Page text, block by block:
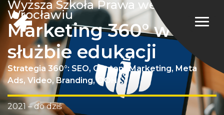
Wyższa Szkoła Prawa we
Wrocławiu
Marketing 360° w
służbie edukacji
Strategia 360°: SEO, Content Marketing, Meta
Ads, Video, Branding, OOH
2021 – do dziś